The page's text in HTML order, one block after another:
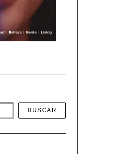
BUSCAR